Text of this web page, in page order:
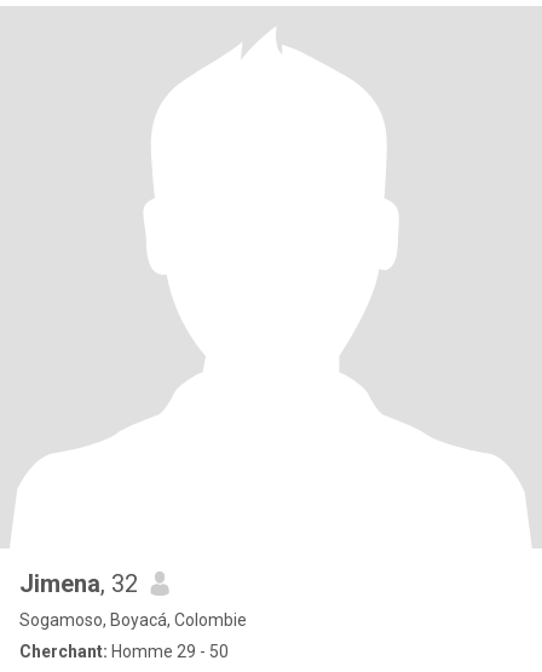
Jimena, 32
Sogamoso, Boyacá, Colombie
Cherchant: Homme 29 - 50